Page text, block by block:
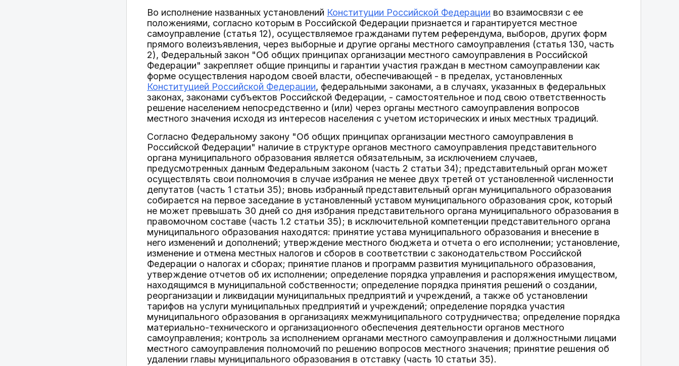
Во исполнение названных установлений Конституции Российской Федерации во взаимосвязи с ее
положениями, согласно которым в Российской Федерации признается и гарантируется местное
самоуправление (статья 12), осуществляемое гражданами путем референдума, выборов, других форм
прямого волеизъявления, через выборные и другие органы местного самоуправления (статья 130, часть
2), Федеральный закон "Об общих принципах организации местного самоуправления в Российской
Федерации" закрепляет общие принципы и гарантии участия граждан в местном самоуправлении как
форме осуществления народом своей власти, обеспечивающей - в пределах, установленных
Конституцией Российской Федерации, федеральными законами, а в случаях, указанных в федеральных
законах, законами субъектов Российской Федерации, - самостоятельное и под свою ответственность
решение населением непосредственно и (или) через органы местного самоуправления вопросов
местного значения исходя из интересов населения с учетом исторических и иных местных традиций.
Согласно Федеральному закону "Об общих принципах организации местного самоуправления в
Российской Федерации" наличие в структуре органов местного самоуправления представительного
органа муниципального образования является обязательным, за исключением случаев,
предусмотренных данным Федеральным законом (часть 2 статьи 34); представительный орган может
осуществлять свои полномочия в случае избрания не менее двух третей от установленной численности
депутатов (часть 1 статьи 35); вновь избранный представительный орган муниципального образования
собирается на первое заседание в установленный уставом муниципального образования срок, который
не может превышать 30 дней со дня избрания представительного органа муниципального образования в
правомочном составе (часть 1.2 статьи 35); в исключительной компетенции представительного органа
муниципального образования находятся: принятие устава муниципального образования и внесение в
него изменений и дополнений; утверждение местного бюджета и отчета о его исполнении; установление,
изменение и отмена местных налогов и сборов в соответствии с законодательством Российской
Федерации о налогах и сборах; принятие планов и программ развития муниципального образования,
утверждение отчетов об их исполнении; определение порядка управления и распоряжения имуществом,
находящимся в муниципальной собственности; определение порядка принятия решений о создании,
реорганизации и ликвидации муниципальных предприятий и учреждений, а также об установлении
тарифов на услуги муниципальных предприятий и учреждений; определение порядка участия
муниципального образования в организациях межмуниципального сотрудничества; определение порядка
материально-технического и организационного обеспечения деятельности органов местного
самоуправления; контроль за исполнением органами местного самоуправления и должностными лицами
местного самоуправления полномочий по решению вопросов местного значения; принятие решения об
удалении главы муниципального образования в отставку (часть 10 статьи 35).